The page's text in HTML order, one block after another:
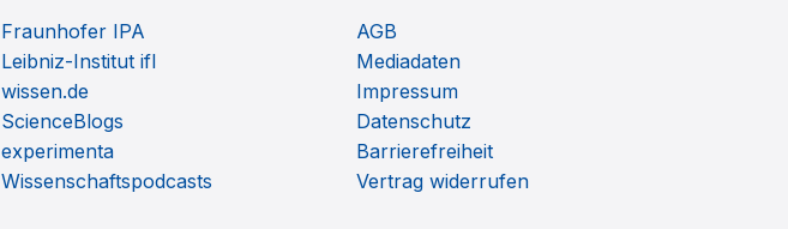
Fraunhofer IPA
Leibniz-Institut ifl
wissen.de
ScienceBlogs
experimenta
Wissenschaftspodcasts
AGB
Mediadaten
Impressum
Datenschutz
Barrierefreiheit
Vertrag widerrufen